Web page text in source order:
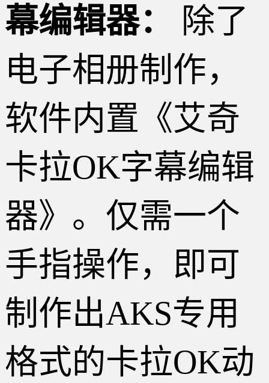
幕编辑器：
除了
电子相册制作，
软件内置《艾奇
卡拉OK字幕编辑
器》。仅需一个
手指操作，即可
制作出AKS专用
格式的卡拉OK动